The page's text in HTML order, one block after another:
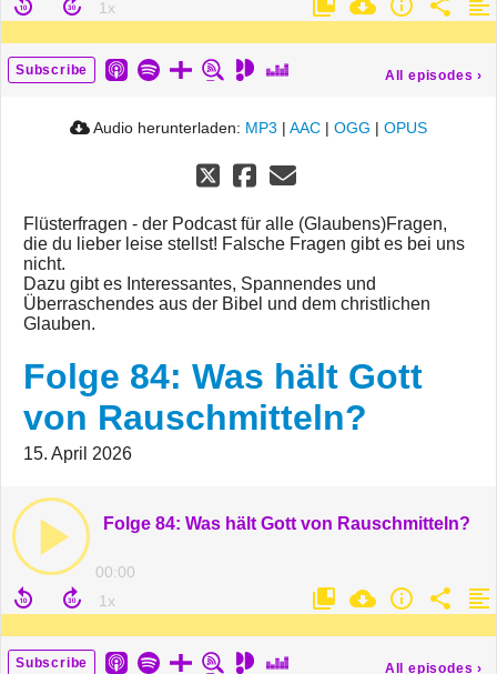
Subscribe All episodes ›
Audio herunterladen: MP3 | AAC | OGG | OPUS
Flüsterfragen - der Podcast für alle (Glaubens)Fragen,
die du lieber leise stellst! Falsche Fragen gibt es bei uns
nicht.
Dazu gibt es Interessantes, Spannendes und
Überraschendes aus der Bibel und dem christlichen
Glauben.
Folge 84: Was hält Gott
von Rauschmitteln?
15. April 2026
Folge 84: Was hält Gott von Rauschmitteln?
00:00
Subscribe All episodes ›